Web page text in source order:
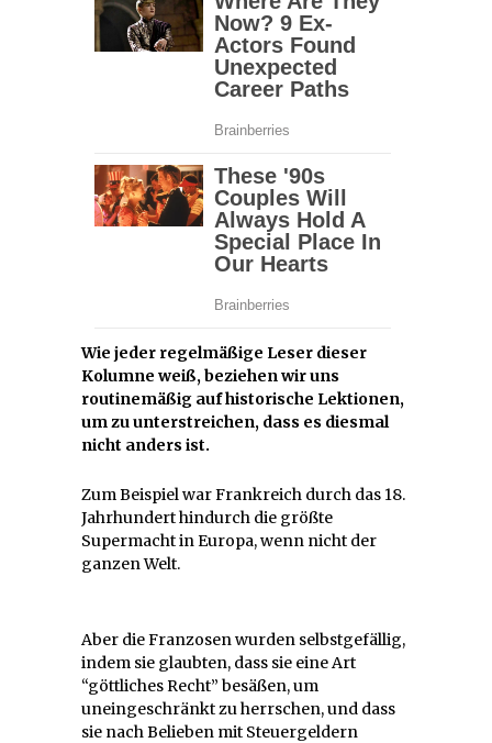
Wie jeder regelmäßige Leser dieser
Kolumne weiß, beziehen wir uns
routinemäßig auf historische Lektionen,
um zu unterstreichen, dass es diesmal
nicht anders ist.
Zum Beispiel war Frankreich durch das 18.
Jahrhundert hindurch die größte
Supermacht in Europa, wenn nicht der
ganzen Welt.
Aber die Franzosen wurden selbstgefällig,
indem sie glaubten, dass sie eine Art
“göttliches Recht” besäßen, um
uneingeschränkt zu herrschen, und dass
sie nach Belieben mit Steuergeldern